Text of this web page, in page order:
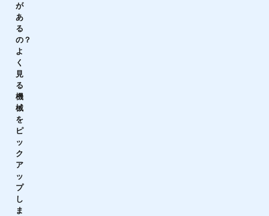
が
あ
る
の？
よ
く
見
る
機
械
を
ピ
ッ
ク
ア
ッ
プ
し
ま